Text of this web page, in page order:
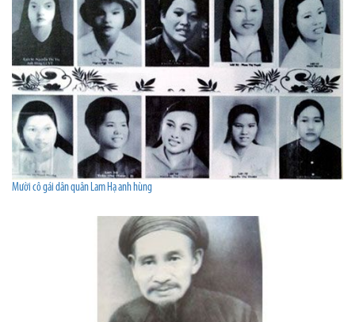
Mười cô gái dân quân Lam Hạ anh hùng